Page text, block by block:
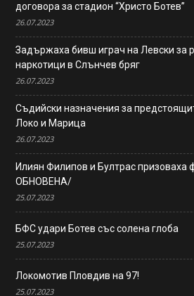
договора за стадион “Христо Ботев”
26.07.2023
Задържаха бивш играч на Левски за
наркотици в Слънчев бряг
26.07.2023
Съдийски назначения за
Локо и Марица
26.07.2023
Илиян Филипов и Бултрас призоваха
ОБНОВЕНА/
25.07.2023
БФС удари Ботев със солена глоба
25.07.2023
Локомотив Пловдив на 97!
25.07.2023